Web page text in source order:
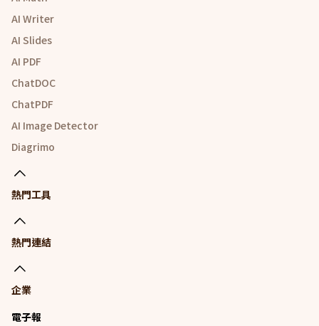
AI Writer
AI Slides
AI PDF
ChatDOC
ChatPDF
AI Image Detector
Diagrimo
熱門工具
熱門連結
企業
電子報